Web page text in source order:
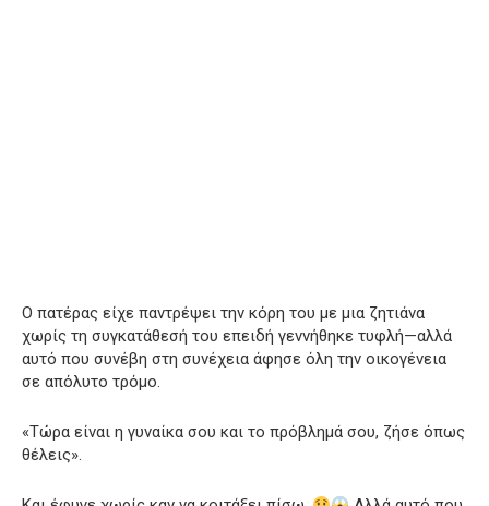
Ο πατέρας είχε παντρέψει την κόρη του με μια ζητιάνα
χωρίς τη συγκατάθεσή του επειδή γεννήθηκε τυφλή—αλλά
αυτό που συνέβη στη συνέχεια άφησε όλη την οικογένεια
σε απόλυτο τρόμο.
«Τώρα είναι η γυναίκα σου και το πρόβλημά σου, ζήσε όπως
θέλεις».